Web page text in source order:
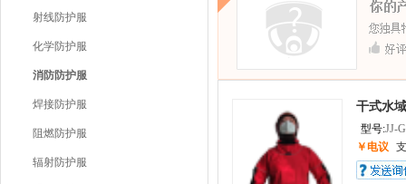
射线防护服
化学防护服
消防防护服
焊接防护服
阻燃防护服
辐射防护服
干式水
型号:JJ-
￥电议